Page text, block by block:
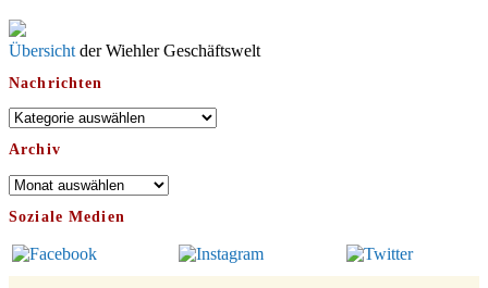
31.10.
Gottesdienst zum Reformationstag in der Kirche um 18:30
Uhr
Konzert Akkordeon-Orchester im Stadtteilhaus um 16:00
Uhr
12.11.
St. Martin Umzug in Drabenderhöhe um 17:00 Uhr
Drabenderhöhe um 11:15 Uhr
19:00 Uhr
28.11.
Kinderbibeltag im Ev. Gemeindehaus von 10-12 Uhr
Übersicht der Wiehler Geschäftswelt
Nachrichten
Nachrichten
Archiv
Archiv
Soziale Medien